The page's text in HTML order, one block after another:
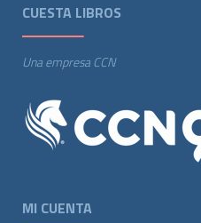
CUESTA LIBROS
Una empresa CCN
MI CUENTA